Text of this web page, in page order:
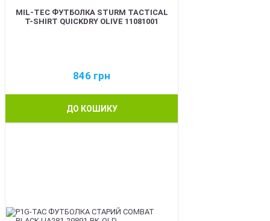
MIL-TEC ФУТБОЛКА STURM TACTICAL
T-SHIRT QUICKDRY OLIVE 11081001
846 грн
ДО КОШИКУ